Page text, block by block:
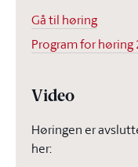
Gå til høring
Program for
Video
Høringen er
her: